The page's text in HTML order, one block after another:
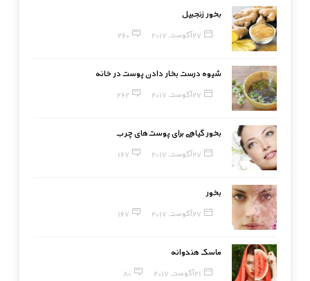
بخور زنجبیل
27 آگوست, 2017 260
شیوه درست بخار دادن پوست در خانه
27 آگوست, 2017 262
بخور گیاهی برای پوست‌های چرب
27 آگوست, 2017 167
بخور
27 آگوست, 2017 167
ماسک هندوانه
21 آگوست, 2017 80